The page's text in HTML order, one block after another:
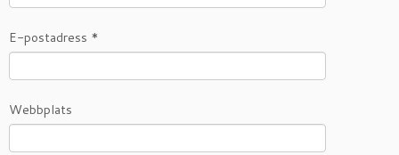
E-postadress *
Webbplats